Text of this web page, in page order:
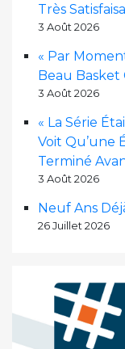
Très
3 Août 2026
« Par
Beau Basket
3 Août 2026
« La Série
Voit Qu’une
Terminé
3 Août 2026
Neuf Ans
26 Juillet 2026